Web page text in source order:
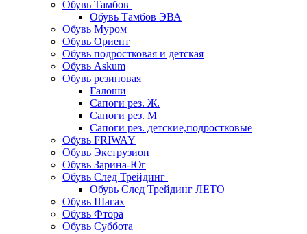
Обувь Тамбов
Обувь Тамбов ЭВА
Обувь Муром
Обувь Ориент
Обувь подростковая и детская
Обувь Askum
Обувь резиновая
Галоши
Сапоги рез. Ж.
Сапоги рез. М
Сапоги рез. детские,подростковые
Обувь FRIWAY
Обувь Экструзион
Обувь Зарина-Юг
Обувь След Трейдинг
Обувь След Трейдинг ЛЕТО
Обувь Шагах
Обувь Фтора
Обувь Суббота